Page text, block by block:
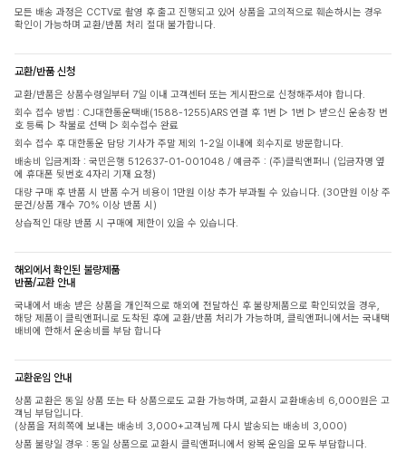
모든 배송 과정은 CCTV로 촬영 후 출고 진행되고 있어 상품을 고의적으로 훼손하시는 경우
확인이 가능하며 교환/반품 처리 절대 불가합니다.
교환/반품 신청
교환/반품은 상품수령일부터 7일 이내 고객센터 또는 게시판으로 신청해주셔야 합니다.
회수 접수 방법 : CJ대한통운택배(1588-1255)ARS 연결 후 1번 ▷ 1번 ▷ 받으신 운송장 번
호 등록 ▷ 착불로 선택 ▷ 회수접수 완료
회수 접수 후 대한통운 담당 기사가 주말 제외 1-2일 이내에 회수지로 방문합니다.
배송비 입금계좌 : 국민은행 512637-01-001048 / 예금주 : (주)클릭앤퍼니 (입금자명 옆
에 휴대폰 뒷번호 4자리 기재 요청)
대량 구매 후 반품 시 반품 수거 비용이 1만원 이상 추가 부과될 수 있습니다. (30만원 이상 주
문건/상품 개수 70% 이상 반품 시)
상습적인 대량 반품 시 구매에 제한이 있을 수 있습니다.
해외에서 확인된 불량제품
반품/교환 안내
국내에서 배송 받은 상품을 개인적으로 해외에 전달하신 후 불량제품으로 확인되었을 경우,
해당 제품이 클릭앤퍼니로 도착된 후에 교환/반품 처리가 가능하며, 클릭앤퍼니에서는 국내택
배비에 한해서 운송비를 부담 합니다
교환운임 안내
상품 교환은 동일 상품 또는 타 상품으로도 교환 가능하며, 교환시 교환배송비 6,000원은 고
객님 부담입니다.
(상품을 저희쪽에 보내는 배송비 3,000+고객님께 다시 발송되는 배송비 3,000)
상품 불량일 경우 : 동일 상품으로 교환시 클릭앤퍼니에서 왕복 운임을 모두 부담합니다.